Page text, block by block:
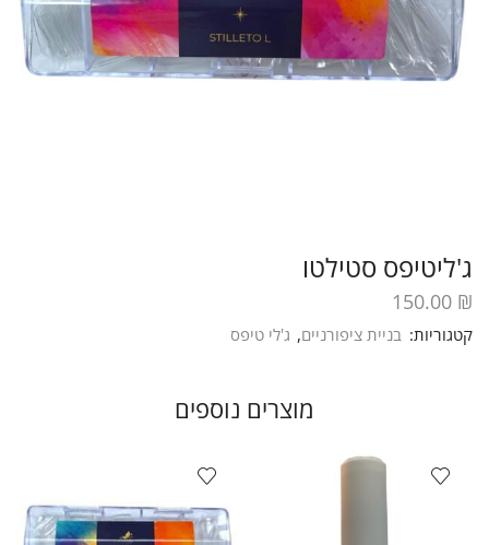
ג'ליטיפס סטילטו
150.00 ₪
קטגוריות: בניית ציפורניים, ג'לי טיפס
מוצרים נוספים